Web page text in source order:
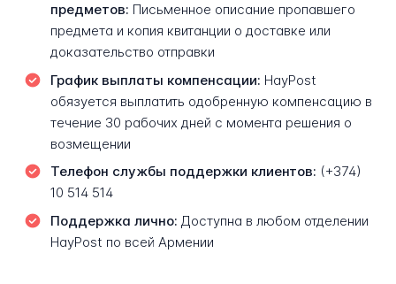
предметов: Письменное описание пропавшего
предмета и копия квитанции о доставке или
доказательство отправки
График выплаты компенсации: HayPost
обязуется выплатить одобренную компенсацию в
течение 30 рабочих дней с момента решения о
возмещении
Телефон службы поддержки клиентов: (+374)
10 514 514
Поддержка лично: Доступна в любом отделении
HayPost по всей Армении